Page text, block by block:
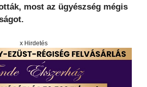
most az ügyészség mégis
x Hirdetés